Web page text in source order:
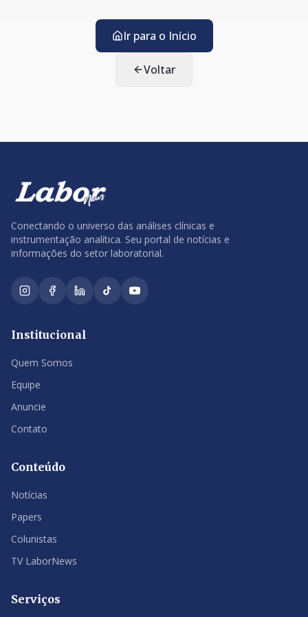
Ir para o Início
Voltar
Conectando o universo das análises clínicas e
instrumentação analítica. Seu portal de notícias e
informações do setor laboratorial.
Institucional
Quem Somos
Equipe
Anuncie
Contato
Conteúdo
Notícias
Papers
Colunistas
TV LaborNews
Serviços